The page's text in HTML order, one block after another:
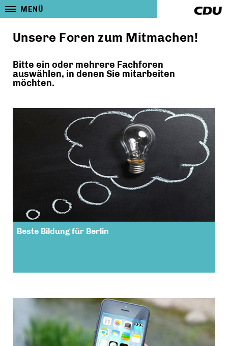
MENÜ
Unsere Foren zum Mitmachen!
Bitte ein oder mehrere Fachforen
auswählen, in denen Sie mitarbeiten
möchten.
Beste Bildung für Berlin